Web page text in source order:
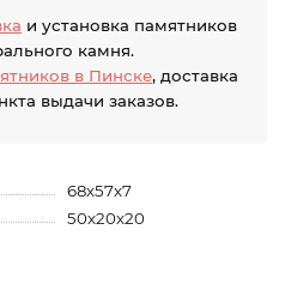
и установка памятников
камня.
в Пинске, доставка
выдачи заказов.
68х57х7
50х20х20